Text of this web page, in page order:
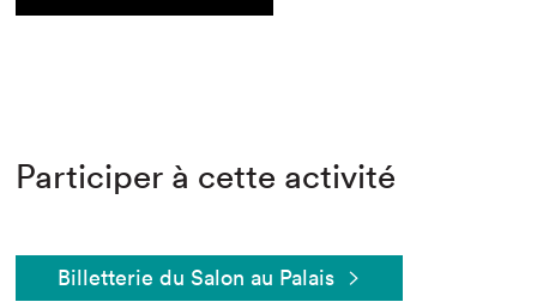
Participer à cette activité
Billetterie du Salon au Palais